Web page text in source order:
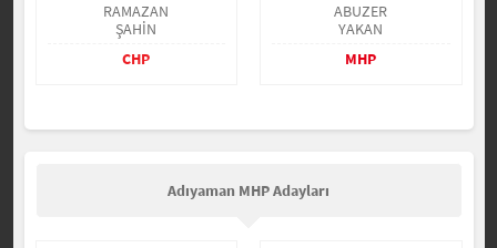
RAMAZAN
ŞAHİN
CHP
ABUZER
YAKAN
MHP
Adıyaman MHP Adayları